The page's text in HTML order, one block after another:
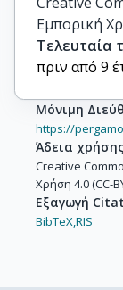
Εμπορική
Τελευταία
πριν από 9
Μόνιμη
https://
Άδεια χρήσης
Creative
Χρήση 4.0 (CC-
Εξαγωγή
BibTeX,RIS